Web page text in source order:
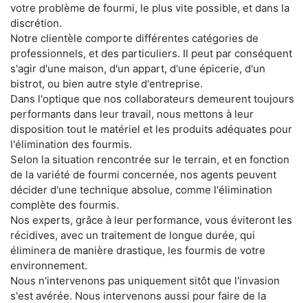
votre problème de fourmi, le plus vite possible, et dans la
discrétion.
Notre clientèle comporte différentes catégories de
professionnels, et des particuliers. Il peut par conséquent
s'agir d'une maison, d'un appart, d'une épicerie, d'un
bistrot, ou bien autre style d'entreprise.
Dans l'optique que nos collaborateurs demeurent toujours
performants dans leur travail, nous mettons à leur
disposition tout le matériel et les produits adéquates pour
l'élimination des fourmis.
Selon la situation rencontrée sur le terrain, et en fonction
de la variété de fourmi concernée, nos agents peuvent
décider d'une technique absolue, comme l'élimination
complète des fourmis.
Nos experts, grâce à leur performance, vous éviteront les
récidives, avec un traitement de longue durée, qui
éliminera de manière drastique, les fourmis de votre
environnement.
Nous n'intervenons pas uniquement sitôt que l'invasion
s'est avérée. Nous intervenons aussi pour faire de la